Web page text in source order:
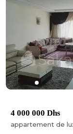
4 000 000 Dhs